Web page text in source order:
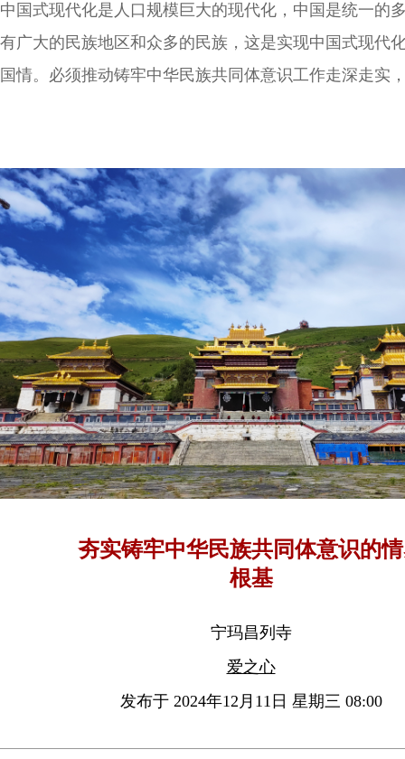
中国式现代化是人口规模巨大的现代化，中国是统一的
有广大的民族地区和众多的民族，这是实现中国式现代
国情。必须推动铸牢中华民族共同体意识工作走深走实
夯实铸牢中华民族共同体意识的
根基
宁玛昌列寺
爱之心
发布于 2024年12月11日 星期三 08:00